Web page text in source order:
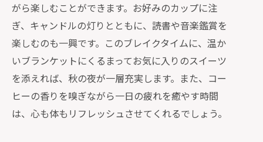
がら楽しむことができます。お好みのカップに注
ぎ、キャンドルの灯りとともに、読書や音楽鑑賞を
楽しむのも一興です。このブレイクタイムに、温か
いブランケットにくるまってお気に入りのスイーツ
を添えれば、秋の夜が一層充実します。また、コー
ヒーの香りを嗅ぎながら一日の疲れを癒やす時間
は、心も体もリフレッシュさせてくれるでしょう。